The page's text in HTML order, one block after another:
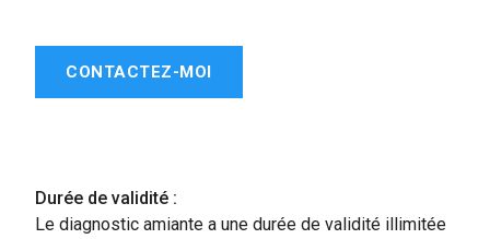
CONTACTEZ-MOI
Durée de validité :
Le diagnostic amiante a une durée de validité illimitée